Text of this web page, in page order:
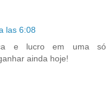
las 6:08
e lucro em uma só
ainda hoje!